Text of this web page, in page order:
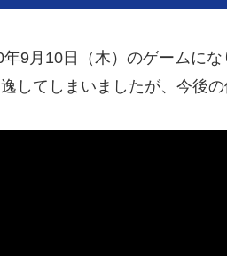
9月10日（木）のゲームに
してしまいましたが、今後